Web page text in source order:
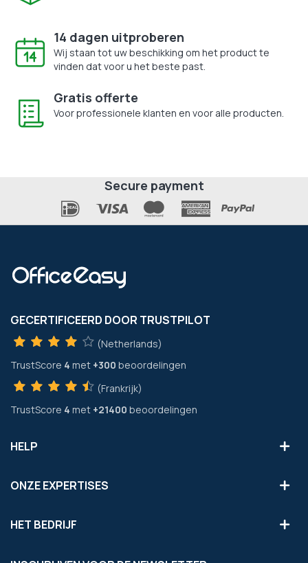
14 dagen uitproberen
Wij staan tot uw beschikking om het product te
vinden dat voor u het beste past.
Gratis offerte
Voor professionele klanten en voor alle producten.
Secure payment
GECERTIFICEERD DOOR TRUSTPILOT
(Netherlands)
TrustScore 4 met +300 beoordelingen
(Frankrijk)
TrustScore 4 met +21400 beoordelingen
HELP
ONZE EXPERTISES
HET BEDRIJF